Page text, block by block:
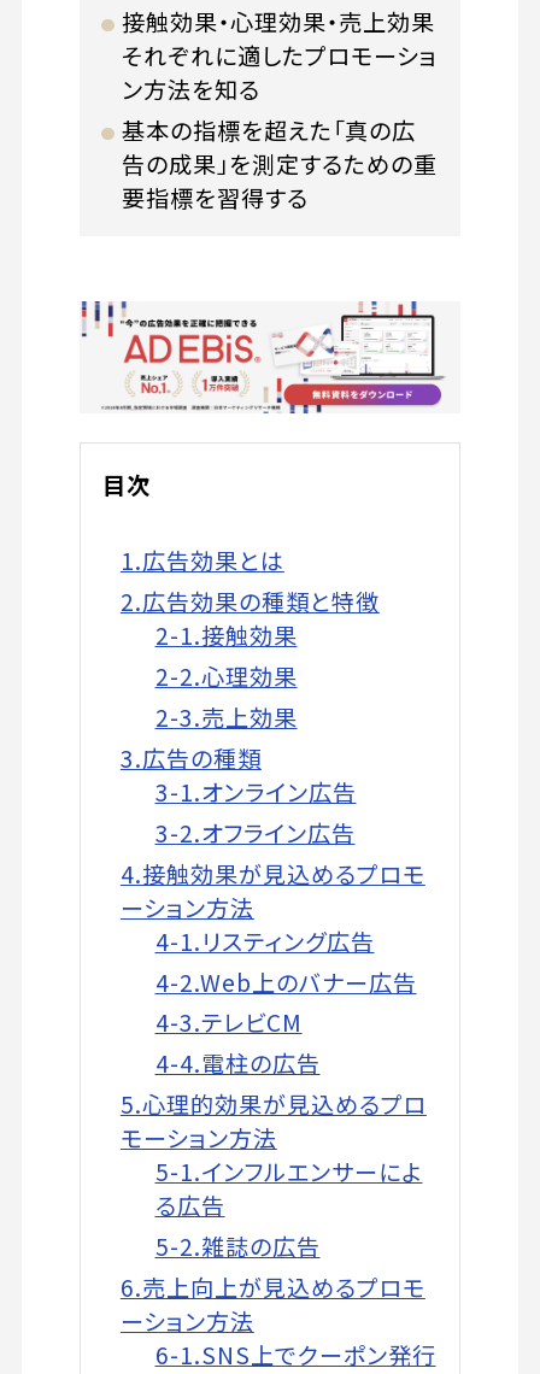
接触効果・心理効果・売上効果
それぞれに適したプロモーショ
ン方法を知る
基本の指標を超えた「真の広
告の成果」を測定するための重
要指標を習得する
目次
1.広告効果とは
2.広告効果の種類と特徴
2-1.接触効果
2-2.心理効果
2-3.売上効果
3.広告の種類
3-1.オンライン広告
3-2.オフライン広告
4.接触効果が見込めるプロモ
ーション方法
4-1.リスティング広告
4-2.Web上のバナー広告
4-3.テレビCM
4-4.電柱の広告
5.心理的効果が見込めるプロ
モーション方法
5-1.インフルエンサーによ
る広告
5-2.雑誌の広告
6.売上向上が見込めるプロモ
ーション方法
6-1.SNS上でクーポン発行